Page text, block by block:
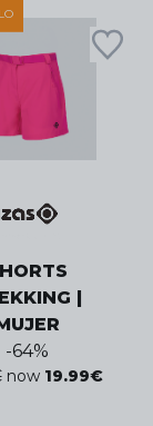
|
-64%
now 19.99€